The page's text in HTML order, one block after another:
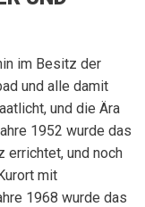
im Besitz der
und alle damit
und die Ära
1952 wurde das
errichtet, und noch
mit
1968 wurde das